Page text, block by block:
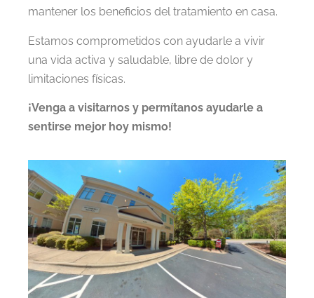
mantener los beneficios del tratamiento en casa.
Estamos comprometidos con ayudarle a vivir
una vida activa y saludable, libre de dolor y
limitaciones físicas.
¡Venga a visitarnos y permítanos ayudarle a
sentirse mejor hoy mismo!